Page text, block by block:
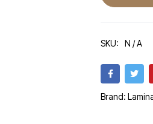
SKU: N / A
Brand: